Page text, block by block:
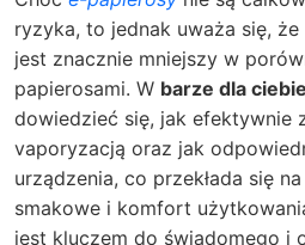
ryzyka, to jednak uważa się,
jest znacznie mniejszy w
papierosami. W barze dla
dowiedzieć się, jak efektywnie
vaporyzacją oraz jak
urządzenia, co przekłada się
smakowe i komfort
jest kluczem do świadomego i